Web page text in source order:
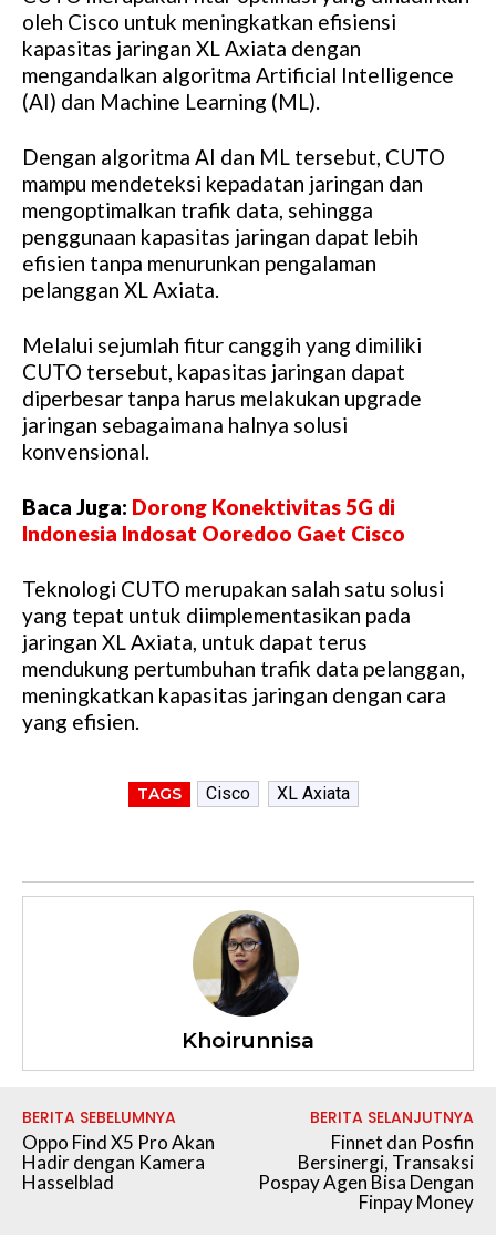
oleh Cisco untuk meningkatkan efisiensi
kapasitas jaringan XL Axiata dengan
mengandalkan algoritma Artificial Intelligence
(AI) dan Machine Learning (ML).
Dengan algoritma AI dan ML tersebut, CUTO
mampu mendeteksi kepadatan jaringan dan
mengoptimalkan trafik data, sehingga
penggunaan kapasitas jaringan dapat lebih
efisien tanpa menurunkan pengalaman
pelanggan XL Axiata.
Melalui sejumlah fitur canggih yang dimiliki
CUTO tersebut, kapasitas jaringan dapat
diperbesar tanpa harus melakukan upgrade
jaringan sebagaimana halnya solusi
konvensional.
Baca Juga: Dorong Konektivitas 5G di
Indonesia Indosat Ooredoo Gaet Cisco
Teknologi CUTO merupakan salah satu solusi
yang tepat untuk diimplementasikan pada
jaringan XL Axiata, untuk dapat terus
mendukung pertumbuhan trafik data pelanggan,
meningkatkan kapasitas jaringan dengan cara
yang efisien.
TAGS Cisco XL Axiata
Khoirunnisa
BERITA SEBELUMNYA
Oppo Find X5 Pro Akan
Hadir dengan Kamera
Hasselblad
BERITA SELANJUTNYA
Finnet dan Posfin
Bersinergi, Transaksi
Pospay Agen Bisa Dengan
Finpay Money